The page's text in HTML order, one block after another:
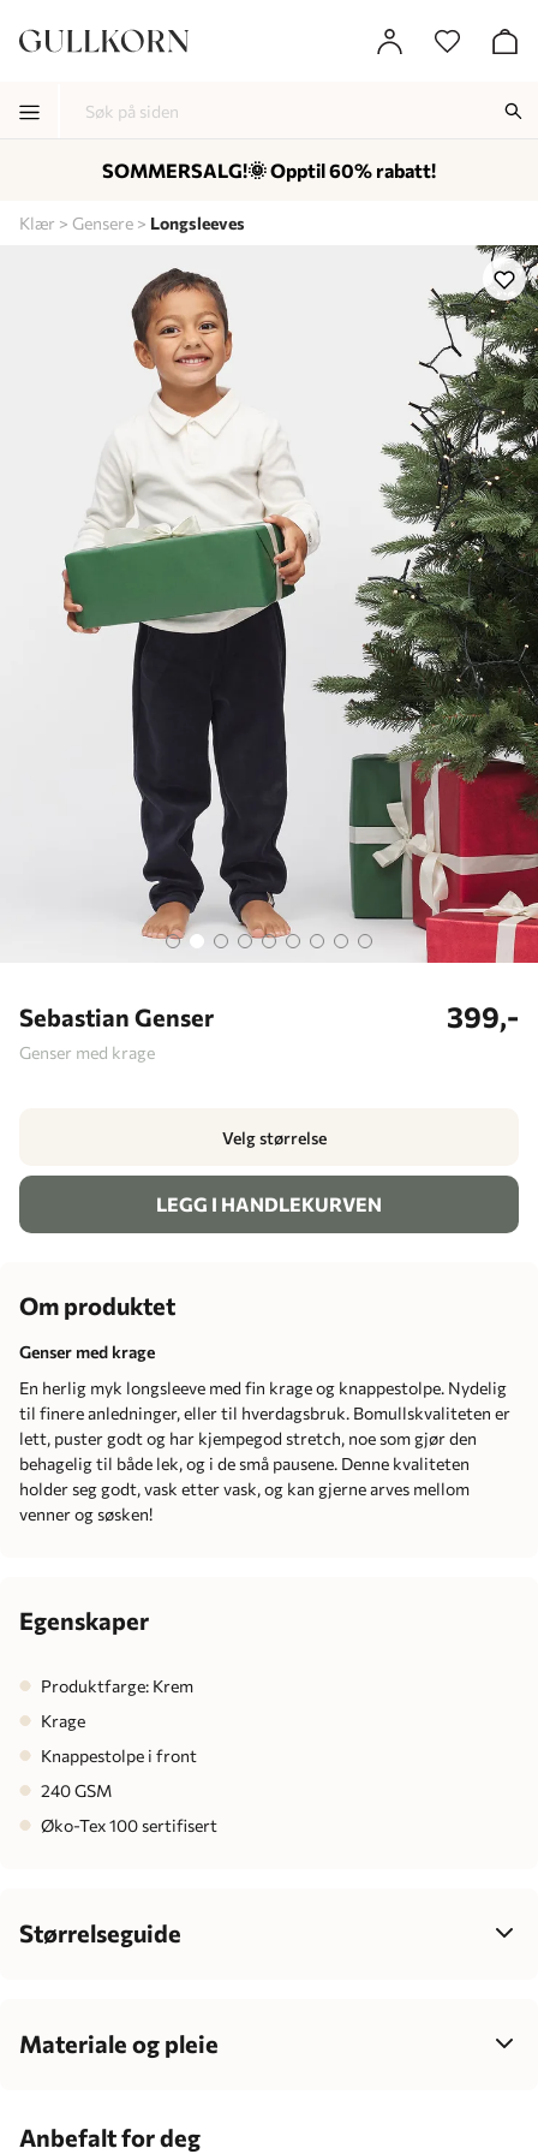
Klær Gensere Longsleeves
Sebastian Genser
Genser med krage
399,-
Velg størrelse
LEGG I HANDLEKURVEN
Om produktet
Genser med krage
En herlig myk longsleeve med fin krage og knappestolpe. Nydelig
til finere anledninger, eller til hverdagsbruk. Bomullskvaliteten er
lett, puster godt og har kjempegod stretch, noe som gjør den
behagelig til både lek, og i de små pausene. Denne kvaliteten
holder seg godt, vask etter vask, og kan gjerne arves mellom
venner og søsken!
Egenskaper
Produktfarge: Krem
Krage
Knappestolpe i front
240 GSM
Øko-Tex 100 sertifisert
Størrelseguide
barnets individuelle vekst.
Materiale og pleie
Anbefalt for deg
SOMMERSALG!🌞 Opptil 60% rabatt!
-
-
-